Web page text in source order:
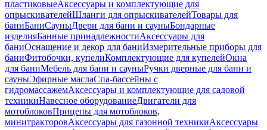
пластиковыеАксессуары и комплектующие для
опрыскивателейШланги для опрыскивателейТовары для
баниБаниСауныДвери для бани и сауныБондарные
изделияБанные принадлежностиАксессуары для
баниОснащение и декор для баниИзмерительные приборы для
баниФитобочки, купелиКомплектующие для купелейОкна
для баниМебель для бани и сауныРучки дверные для бани и
сауныЭфирные маслаСпа-бассейны с
гидромассажемАксессуары и комплектующие для садовой
техникиНавесное оборудованиеДвигатели для
мотоблоковПрицепы для мотоблоков,
минитракторовАксессуары для газонной техникиАксессуары